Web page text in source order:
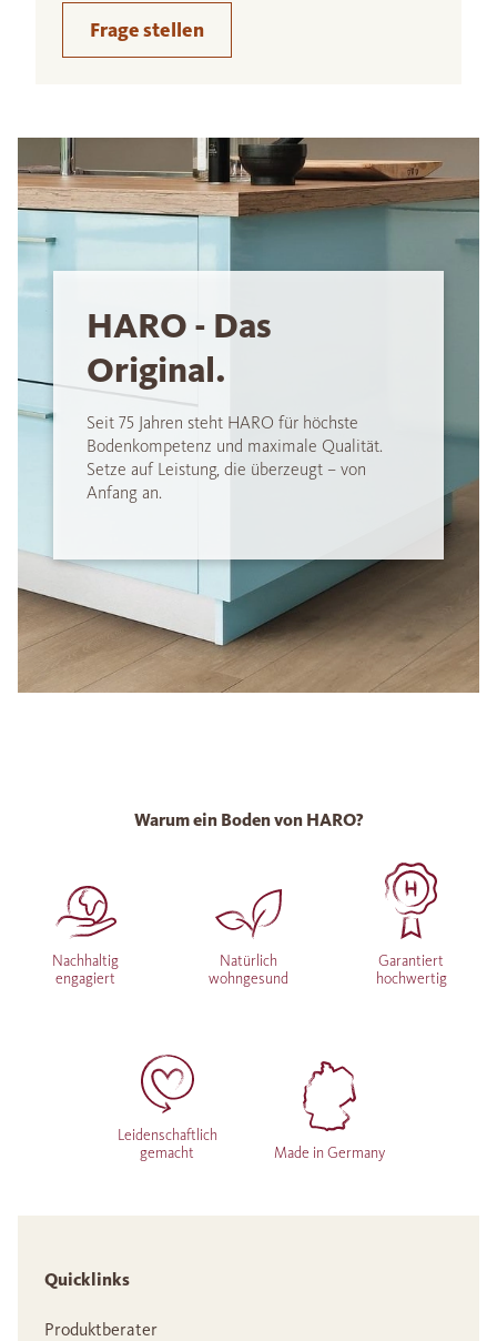
Frage stellen
HARO - Das
Original.
Seit 75 Jahren steht HARO für höchste
Bodenkompetenz und maximale Qualität.
Setze auf Leistung, die überzeugt – von
Anfang an.
Warum ein Boden von HARO?
Nachhaltig
engagiert
Natürlich
wohngesund
Garantiert
hochwertig
Leidenschaftlich
gemacht
Made in Germany
Quicklinks
Produktberater